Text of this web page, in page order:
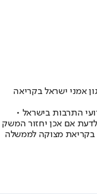
אמני ישראל בקריאה
התרבות בישראל •
לדעת אם אכן יחזור המשק
בקריאת מצוקה לממשלה